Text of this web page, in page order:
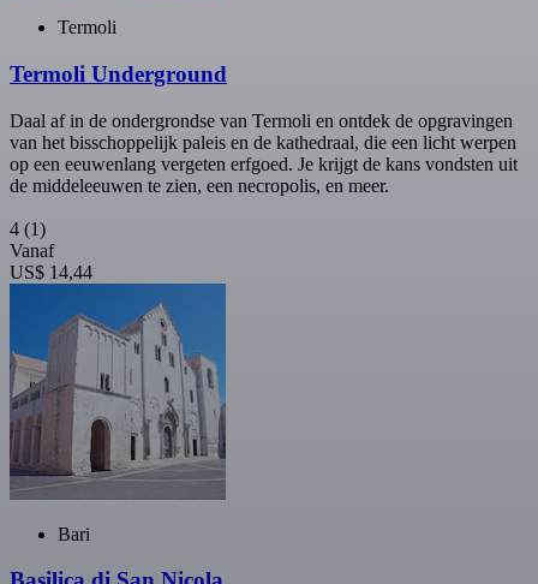
Termoli
Termoli Underground
Daal af in de ondergrondse van Termoli en ontdek de opgravingen
van het bisschoppelijk paleis en de kathedraal, die een licht werpen
op een eeuwenlang vergeten erfgoed. Je krijgt de kans vondsten uit
de middeleeuwen te zien, een necropolis, en meer.
4 (1)
Vanaf
US$ 14,44
Bari